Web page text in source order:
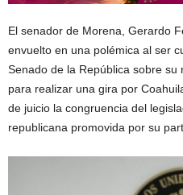
El senador de Morena, Gerardo
envuelto en una polémica al ser
Senado de la República sobre
para realizar una gira por
de juicio la congruencia del
republicana promovida por su